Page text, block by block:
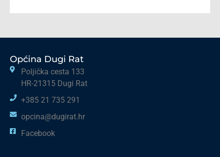
Općina Dugi Rat
Poljička cesta 133
HR-21315 Dugi Rat
+385 21 735 291
opcina@dugirat.hr
Facebook